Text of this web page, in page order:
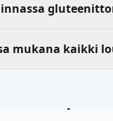
mukana kaikki